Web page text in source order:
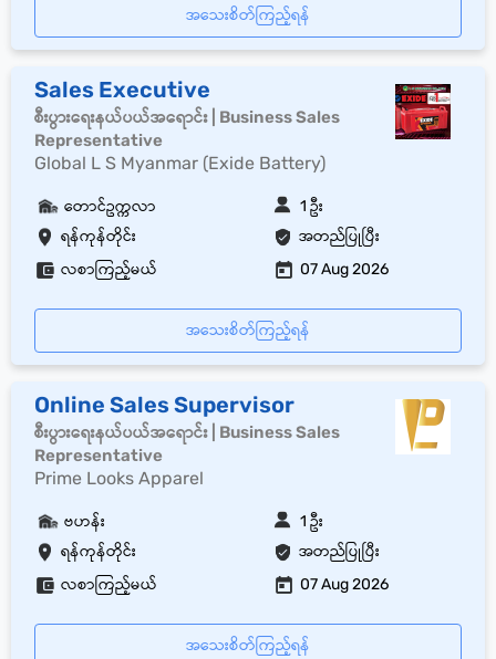
အသေးစိတ်ကြည့်ရန်
Sales Executive
စီးပွားရေးနယ်ပယ်အရောင်း | Business Sales
Representative
Global L S Myanmar (Exide Battery)
ရန်ကုန်တိုင်း အတည်ပြုပြီး
တောင်ဥက္ကလာ 1 ဦး
လစာကြည့်မယ် 07 Aug 2026
အသေးစိတ်ကြည့်ရန်
Online Sales Supervisor
စီးပွားရေးနယ်ပယ်အရောင်း | Business Sales
Representative
Prime Looks Apparel
ရန်ကုန်တိုင်း အတည်ပြုပြီး
ဗဟန်း 1 ဦး
လစာကြည့်မယ် 07 Aug 2026
အသေးစိတ်ကြည့်ရန်